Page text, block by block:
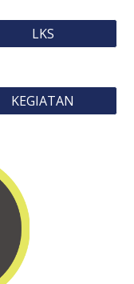
LKS
KEGIATAN